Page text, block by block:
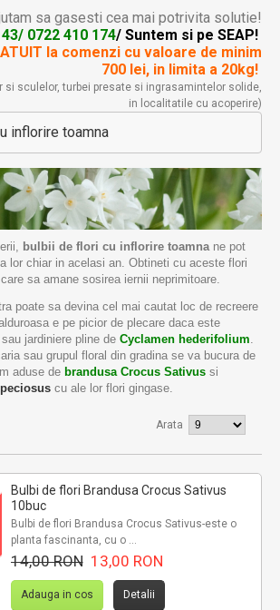
sa gasesti cea mai potrivita solutie!
0722 410 174/ Suntem si pe SEAP!
la comenzi cu valoare de minim
700 lei, in limita a 20kg!
si sculelor, turbei presate si ingrasamintelor solide,
in localitatile cu acoperire)
inflorire toamna
bulbii de flori cu inflorire toamna ne pot
lor chiar in acelasi an. Obtineti cu aceste flori
sa amane sosirea iernii neprimitoare.
poate sa devina cel mai cautat loc de recreere
e pe picior de plecare daca este
jardiniere pline de Cyclamen hederifolium.
sau grupul floral din gradina se va bucura de
aduse de brandusa Crocus Sativussi
cu ale lor flori gingase.
Arata
Bulbi de flori Brandusa Crocus Sativus
10buc
Bulbi de flori Brandusa Crocus Sativus-este o
planta fascinanta, cu o ...
14,00 RON 13,00 RON
Adauga in cos Detalii